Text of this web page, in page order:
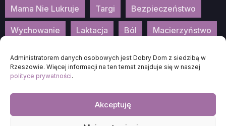
Administratorem danych osobowych jest Dobry Dom z siedzibą w
Rzeszowie. Więcej informacji na ten temat znajduje się w naszej
polityce prywatności.
Akceptuję
Mama Nie Lukruje Targi Bezpieczeństwo
Wychowanie Laktacja Ból Macierzyństwo
DOBRA-MAMA.PL